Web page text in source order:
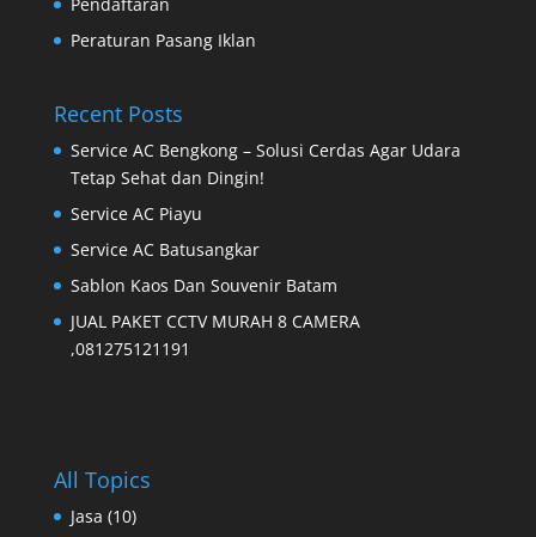
Peraturan Pasang Iklan
Recent Posts
Service AC Bengkong – Solusi Cerdas Agar Udara
Tetap Sehat dan Dingin!
Service AC Piayu
Service AC Batusangkar
Sablon Kaos Dan Souvenir Batam
JUAL PAKET CCTV MURAH 8 CAMERA
,081275121191
All Topics
Jasa (10)